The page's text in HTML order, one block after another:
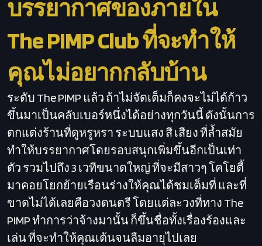
บรรยากาศของภายใน
The PIMP Club ที่จะทำให้
คุณไม่อยากกลับบ้าน
ระดับ The PIMP แล้ว ถ้าไม่จัดเต็มก็คงจะไม่ได้ก้าว
ขึ้นมาเป็นคลับเบอร์หนึ่งได้อย่างทุกวันนี้ ดังนั้นการ
ตกแต่งร้านที่ดูหรูหรา ระบบแสง สี เสียง ที่ล้ำสมัย
ทำให้บรรยากาศโดยรอบสนุกเพิ่มขึ้นอีกเป็นเท่า
ตัว รวมไปถึง 3 เวทีขนาดใหญ่ ที่จะมีสาวๆ โคโยตี้
มาคอยโยกย้ายเรือนร่างให้คุณได้ชมเต็มที่ และที่
ขาดไม่ได้เลยคือวงดนตรี โดยแต่ละวงที่ทาง The
PIMP ทำการว่าจ้างมานั้น ก็ขึ้นชื่อทั้งเรื่องร้องและ
เล่น ที่จะทำให้คุณเต้นจนลืมอายุไปเลย